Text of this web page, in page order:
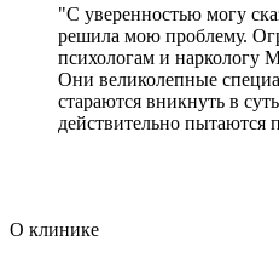
"С уверенностью могу
решила мою проблему.
психологам и наркологу
Они великолепные
стараются вникнуть в
действительно пытаются
О клинике